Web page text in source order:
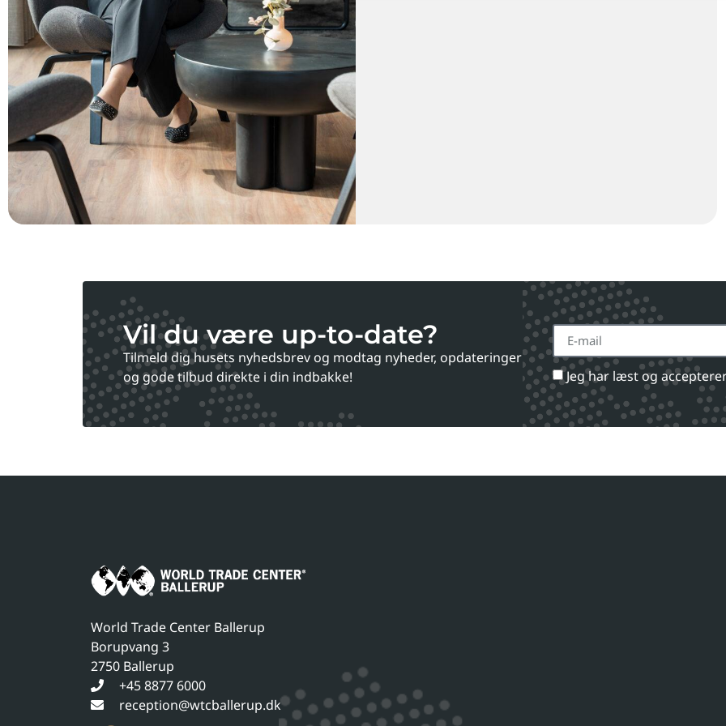
Vil du være up-to-date?
Tilmeld dig husets nyhedsbrev og modtag nyheder, opdateringer
og gode tilbud direkte i din indbakke!
Jeg har læst og
World Trade Center Ballerup
Borupvang 3
2750 Ballerup
+45 8877 6000
reception@wtcballerup.dk